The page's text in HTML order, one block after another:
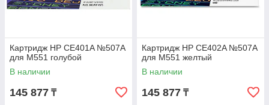
Картридж HP CE401A №507A
для M551 голубой
В наличии
145 877 ₸
Картридж HP CE402A №507A
для M551 желтый
В наличии
145 877 ₸